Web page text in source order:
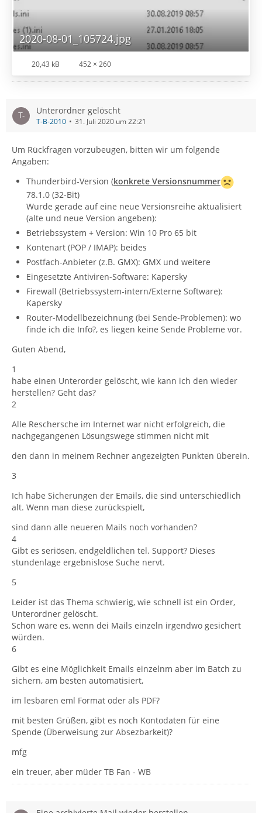
2020-08-01_105724.jpg
20,43 kB 452 × 260
Unterordner gelöscht
T-B-2010 31. Juli 2020 um 22:21
Um Rückfragen vorzubeugen, bitten wir um folgende
Angaben:
Thunderbird-Version (konkrete Versionsnummer
78.1.0 (32-Bit)
Wurde gerade auf eine neue Versionsreihe aktualisiert
(alte und neue Version angeben):
Betriebssystem + Version: Win 10 Pro 65 bit
Kontenart (POP / IMAP): beides
Postfach-Anbieter (z.B. GMX): GMX und weitere
Eingesetzte Antiviren-Software: Kapersky
Firewall (Betriebssystem-intern/Externe Software):
Kapersky
Router-Modellbezeichnung (bei Sende-Problemen): wo
finde ich die Info?, es liegen keine Sende Probleme vor.
Guten Abend,
1
habe einen Unterorder gelöscht, wie kann ich den wieder
herstellen? Geht das?
2
Alle Reschersche im Internet war nicht erfolgreich, die
nachgegangenen Lösungswege stimmen nicht mit
den dann in meinem Rechner angezeigten Punkten überein.
3
Ich habe Sicherungen der Emails, die sind unterschiedlich
alt. Wenn man diese zurückspielt,
sind dann alle neueren Mails noch vorhanden?
4
Gibt es seriösen, endgeldlichen tel. Support? Dieses
stundenlage ergebnislose Suche nervt.
5
Leider ist das Thema schwierig, wie schnell ist ein Order,
Unterordner gelöscht.
Schön wäre es, wenn dei Mails einzeln irgendwo gesichert
würden.
6
Gibt es eine Möglichkeit Emails einzelnm aber im Batch zu
sichern, am besten automatisiert,
im lesbaren eml Format oder als PDF?
mit besten Grüßen, gibt es noch Kontodaten für eine
Spende (Überweisung zur Absezbarkeit)?
mfg
ein treuer, aber müder TB Fan - WB